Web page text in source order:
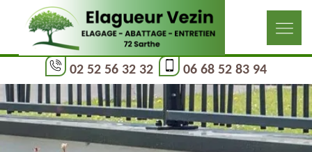
02 52 56 32 32 06 68 52 83 94